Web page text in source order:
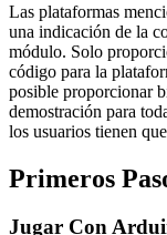
Las plataformas
una indicación de la
módulo. Solo
código para la
posible proporcionar
demostración para
los usuarios tienen
Primeros
Jugar Con